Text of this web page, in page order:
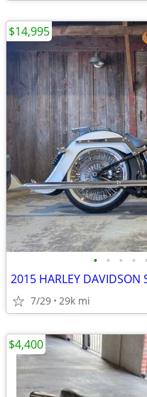
• • • • •
2015 HARLEY DAVIDSON
7/29 29k mi
$14,995
$4,400